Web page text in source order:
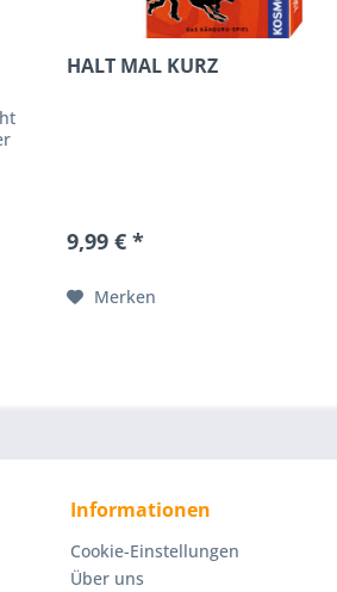
HALT MAL KURZ
9,99 € *
Merken
Informationen
Cookie-Einstellungen
Über uns